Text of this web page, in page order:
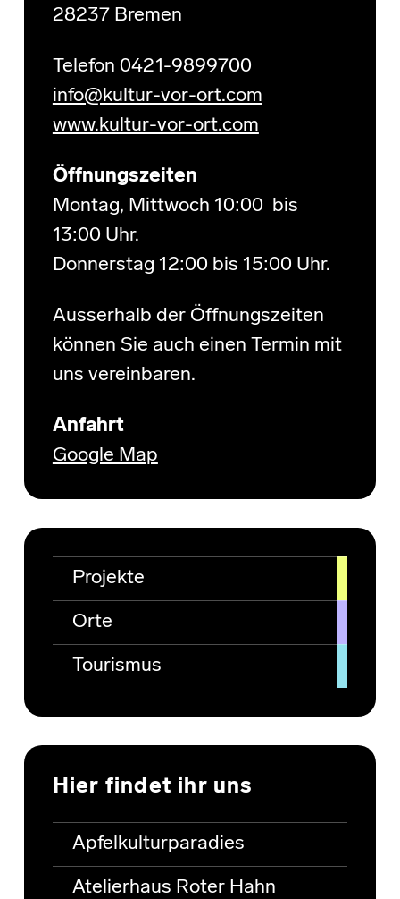
28237 Bremen
Telefon 0421-9899700
info@kultur-vor-ort.com
www.kultur-vor-ort.com
Öffnungszeiten
Montag, Mittwoch 10:00 bis
13:00 Uhr.
Donnerstag 12:00 bis 15:00 Uhr.
Ausserhalb der Öffnungszeiten
können Sie auch einen Termin mit
uns vereinbaren.
Anfahrt
Google Map
Projekte
Orte
Tourismus
Hier findet ihr uns
Apfelkulturparadies
Atelierhaus Roter Hahn